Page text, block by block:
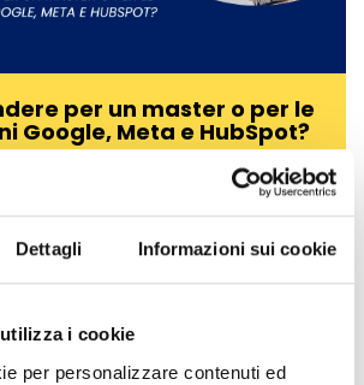
Dettagli Informazioni sui cookie
i cookie
per personalizzare contenuti ed
per un master o per le
Google, Meta e HubSpot?
sono alternative, sono livelli diversi
Le…